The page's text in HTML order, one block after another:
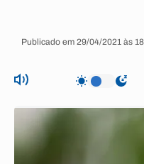
Publicado em 29/04/2021 às